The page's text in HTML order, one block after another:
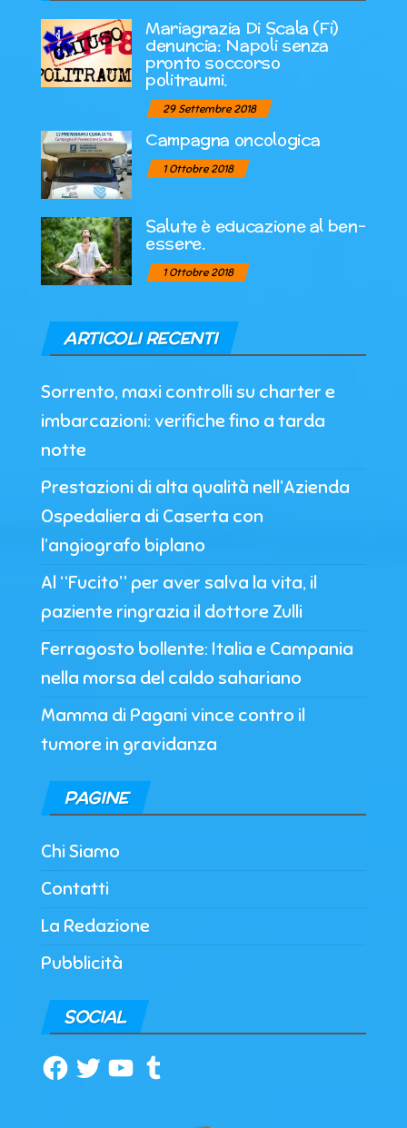
Mariagrazia Di Scala (Fi)
denuncia: Napoli senza
pronto soccorso
politraumi.
29 Settembre 2018
Campagna oncologica
1 Ottobre 2018
Salute è educazione al ben-
essere.
1 Ottobre 2018
ARTICOLI RECENTI
Sorrento, maxi controlli su charter e
imbarcazioni: verifiche fino a tarda
notte
Prestazioni di alta qualità nell’Azienda
Ospedaliera di Caserta con
l’angiografo biplano
Al “Fucito” per aver salva la vita, il
paziente ringrazia il dottore Zulli
Ferragosto bollente: Italia e Campania
nella morsa del caldo sahariano
Mamma di Pagani vince contro il
tumore in gravidanza
PAGINE
Chi Siamo
Contatti
La Redazione
Pubblicità
SOCIAL
Facebook
TwitterYouTubeTumblr